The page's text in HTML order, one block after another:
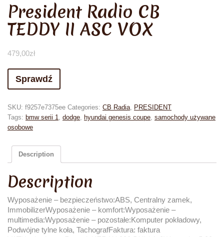
President Radio CB
TEDDY II ASC VOX
479,00zł
Sprawdź
SKU: f9257e7375ee Categories: CB Radia, PRESIDENT
Tags: bmw serii 1, dodge, hyundai genesis coupe, samochody używane
osobowe
Description
Description
Wyposażenie – bezpieczeństwo:ABS, Centralny zamek,
ImmobilizerWyposażenie – komfort:Wyposażenie –
multimedia:Wyposażenie – pozostałe:Komputer pokładowy,
Podwójne tylne koła, TachografFaktura: faktura